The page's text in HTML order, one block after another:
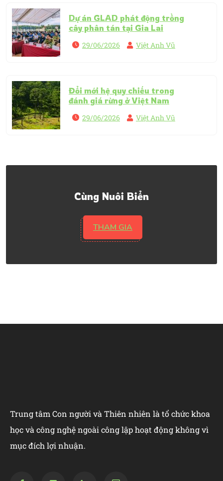
Dự án GLAD phát động trồng
cây phân tán tại Gia Lai
29/06/2026 Việt Anh Vũ
Đổi mới hệ quy chiếu trong
đánh giá rừng ở Việt Nam
29/06/2026 Việt Anh Vũ
Cùng Nuôi Biển
THAM GIA
Trung tâm Con người và Thiên nhiên là tổ chức khoa
học và công nghệ ngoài công lập hoạt động không vì
mục đích lợi nhuận.